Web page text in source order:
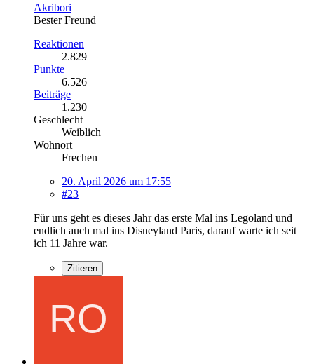
Akribori
Bester Freund
Reaktionen
2.829
Punkte
6.526
Beiträge
1.230
Geschlecht
Weiblich
Wohnort
Frechen
20. April 2026 um 17:55
#23
Für uns geht es dieses Jahr das erste Mal ins Legoland und
endlich auch mal ins Disneyland Paris, darauf warte ich seit
ich 11 Jahre war.
Zitieren